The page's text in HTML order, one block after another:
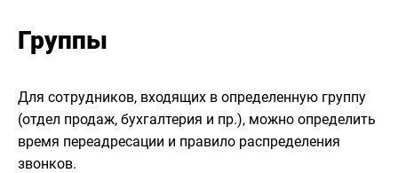
Группы
Для сотрудников, входящих в определенную группу
(отдел продаж, бухгалтерия и пр.), можно определить
время переадресации и правило распределения
звонков.